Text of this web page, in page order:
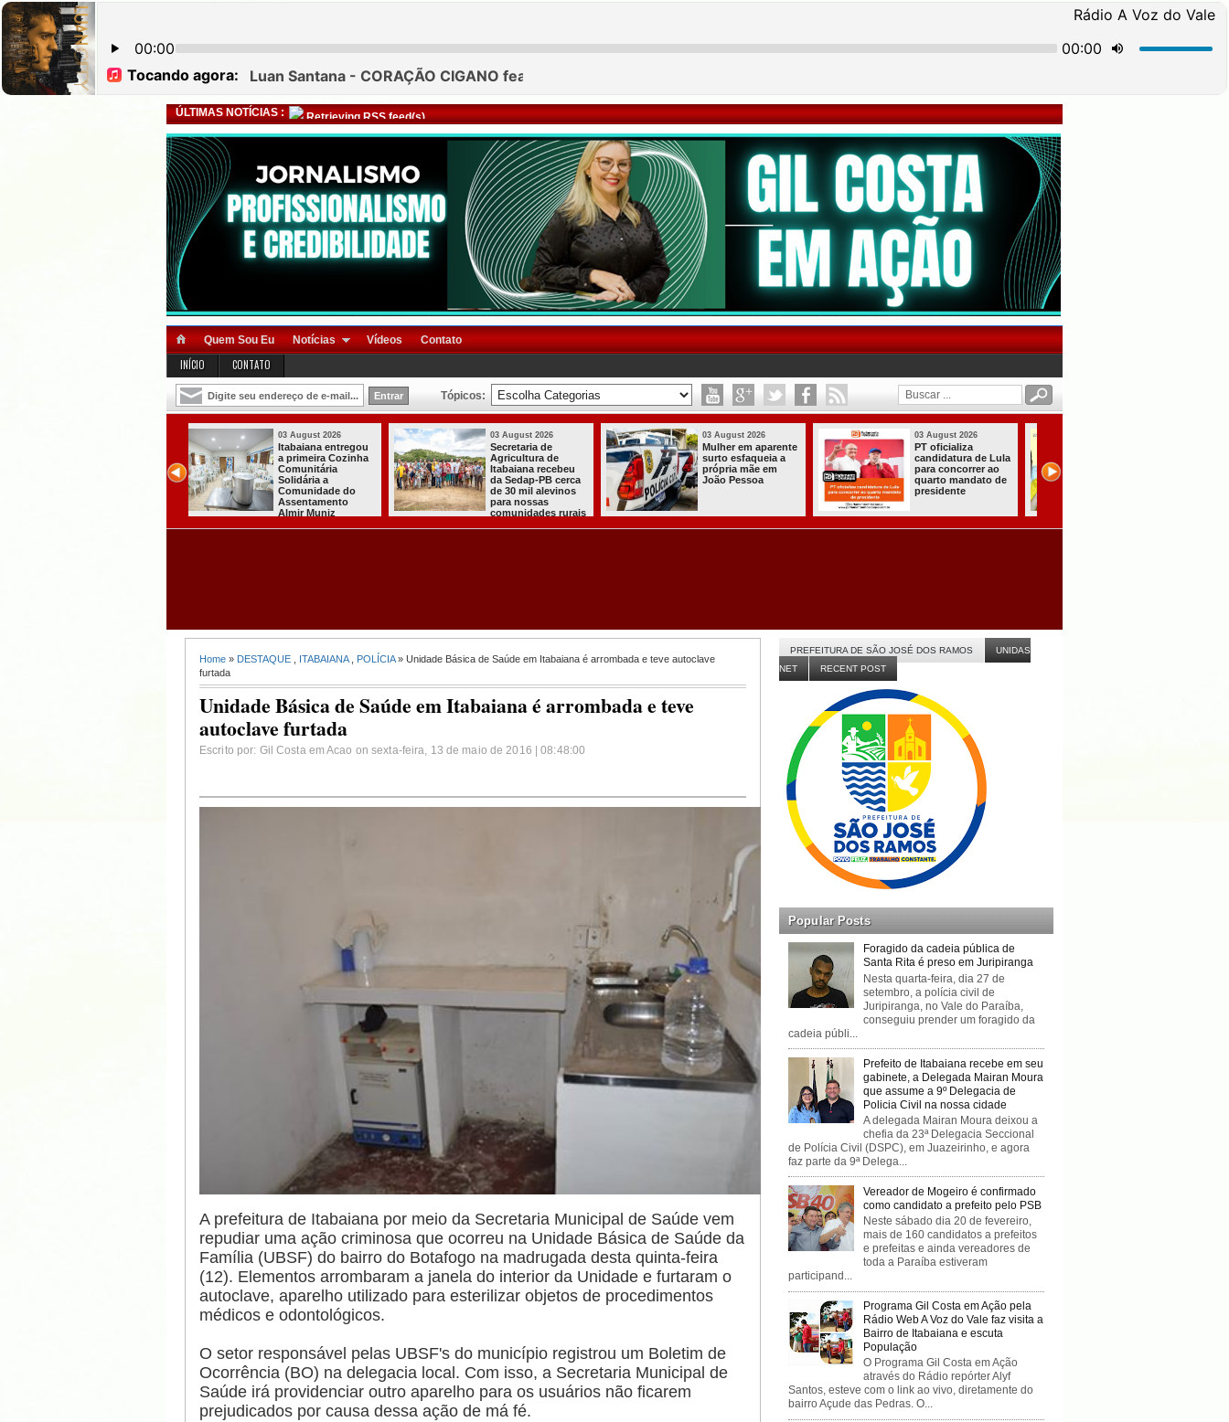
ÚLTIMAS NOTÍCIAS : Retrieving RSS feed(s)
Quem Sou Eu Notícias Vídeos Contato
INÍCIO CONTATO
Tópicos:
Itabaiana recebeu
da Sedap-PB cerca
03 August 2026
Mulher em aparente
surto esfaqueia a
própria mãe em
João Pessoa
03 August 2026
PT oficializa
candidatura de Lula
para concorrer ao
quarto mandato de
presidente
03 August 2026
Efraim Filho
anuncia Nayana
Pontes, esposa do
Cabo Gilberto,
31 July 2026
A CARRETA DO
AGORA TEM
ESPECIALISTAS
CHEGOU À
ITABAIANA
Home » DESTAQUE ITABAIANA, POLÍCIA» Unidade Básica de Saúde em Itabaiana é arrombada e teve autoclave
furtada
Unidade Básica de Saúde em Itabaiana é arrombada e teve
autoclave furtada
Escrito por: Gil Costa em Acao on sexta-feira, 13 de maio de 2016 | 08:48:00
A prefeitura de Itabaiana por meio da Secretaria Municipal de Saúde vem
repudiar uma ação criminosa que ocorreu na Unidade Básica de Saúde da
Família (UBSF) do bairro do Botafogo na madrugada desta quinta-feira
(12). Elementos arrombaram a janela do interior da Unidade e furtaram o
autoclave, aparelho utilizado para esterilizar objetos de procedimentos
médicos e odontológicos.
O setor responsável pelas UBSF's do município registrou um Boletim de
Ocorrência (BO) na delegacia local. Com isso, a Secretaria Municipal de
Saúde irá providenciar outro aparelho para os usuários não ficarem
prejudicados por causa dessa ação de má fé.
PREFEITURA DE SÃO JOSÉ DOS RAMOS
UNIDAS
NET
RECENT POST
Popular Posts
Foragido da cadeia pública de
Santa Rita é preso em Juripiranga
Nesta quarta-feira, dia 27 de
setembro, a polícia civil de
Juripiranga, no Vale do Paraíba,
conseguiu prender um foragido da
cadeia públi...
Prefeito de Itabaiana recebe em seu
gabinete, a Delegada Mairan Moura
que assume a 9º Delegacia de
Policia Civil na nossa cidade
A delegada Mairan Moura deixou a
chefia da 23ª Delegacia Seccional
de Polícia Civil (DSPC), em Juazeirinho, e agora
faz parte da 9ª Delega...
Vereador de Mogeiro é confirmado
como candidato a prefeito pelo PSB
Neste sábado dia 20 de fevereiro,
mais de 160 candidatos a prefeitos
e prefeitas e ainda vereadores de
toda a Paraíba estiveram
participand...
Programa Gil Costa em Ação pela
Rádio Web A Voz do Vale faz visita a
Bairro de Itabaiana e escuta
População
O Programa Gil Costa em Ação
através do Rádio repórter Alyf
Santos, esteve com o link ao vivo, diretamente do
bairro Açude das Pedras. O...